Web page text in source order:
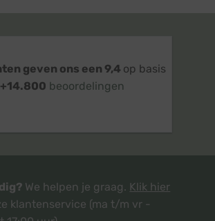
geven ons een 9,4 op basis
+14.800 beoordelingen
We helpen je graag. Klik hier
klantenservice (ma t/m vr -